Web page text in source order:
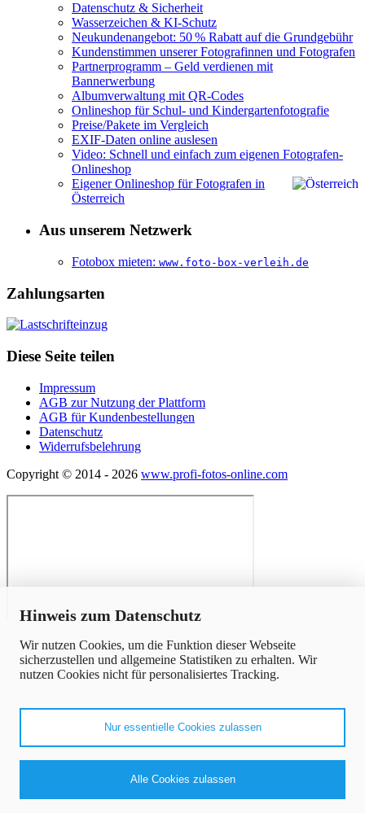
Hinweis zum Datenschutz
Wir nutzen Cookies, um die Funktion dieser Webseite
sicherzustellen und allgemeine Statistiken zu erhalten. Wir
nutzen Cookies nicht für personalisiertes Tracking.
Nur essentielle Cookies zulassen
Alle Cookies zulassen
Datenschutz & Sicherheit
Wasserzeichen & KI-Schutz
Neukundenangebot: 50 % Rabatt auf die Grundgebühr
Kundenstimmen unserer Fotografinnen und Fotografen
Partnerprogramm – Geld verdienen mit
Bannerwerbung
Albumverwaltung mit QR-Codes
Onlineshop für Schul- und Kindergartenfotografie
Preise/Pakete im Vergleich
EXIF-Daten online auslesen
Video: Schnell und einfach zum eigenen Fotografen-
Onlineshop
Eigener Onlineshop für Fotografen in
Österreich
Aus unserem Netzwerk
Fotobox mieten: www.foto-box-verleih.de
Zahlungsarten
Diese Seite teilen
Impressum
AGB zur Nutzung der Plattform
AGB für Kundenbestellungen
Datenschutz
Widerrufsbelehrung
Copyright © 2014 - 2026 www.profi-fotos-online.com